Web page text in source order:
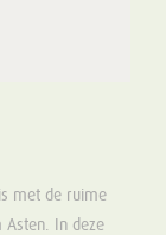
met de ruime
Asten. In deze